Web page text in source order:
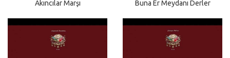
Akıncılar Marşı Buna Er Meydanı Derler